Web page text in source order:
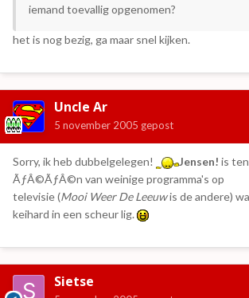
iemand toevallig opgenomen?
het is nog bezig, ga maar snel kijken.
Uncle Ar
5 november 2005 gepost
Sorry, ik heb dubbelgelegen! Jensen! is
ÃƒÂ©ÃƒÂ©n van weinige programma's op
televisie (Mooi Weer De Leeuwis de andere)
keihard in een scheur lig.
Sietse